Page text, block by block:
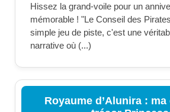
Hissez la grand-voile pour un
mémorable ! "Le Conseil des
simple jeu de piste, c'est une
narrative où (...)
Royaume d’Alunira : ma